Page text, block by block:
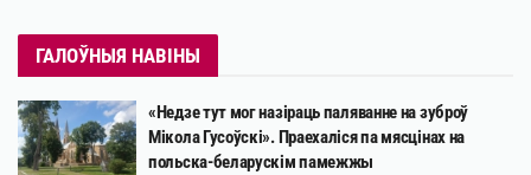
ГАЛОЎНЫЯ НАВІНЫ
«Недзе тут мог назіраць паляванне на зуброў
Мікола Гусоўскі». Праехаліся па мясцінах на
польска-беларускім памежжы